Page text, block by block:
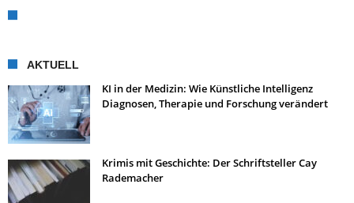
AKTUELL
KI in der Medizin: Wie Künstliche Intelligenz
Diagnosen, Therapie und Forschung verändert
Krimis mit Geschichte: Der Schriftsteller Cay
Rademacher